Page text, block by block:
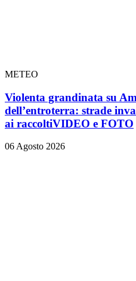
METEO
Violenta grandinata su
dell’entroterra: strade
ai raccoltiVIDEO e FOTO
06 Agosto 2026